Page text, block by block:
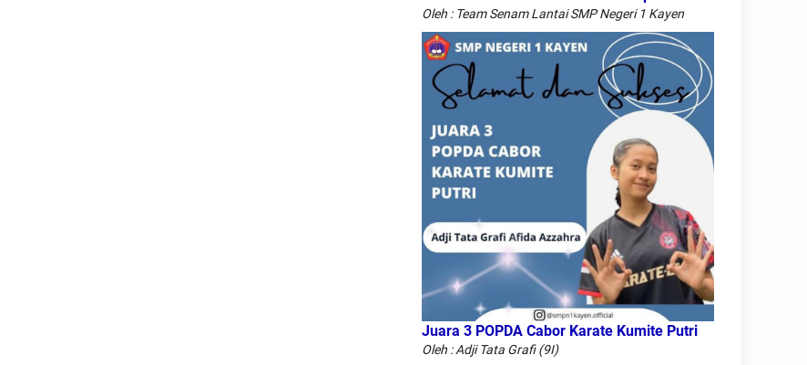
Oleh : Team Senam Lantai SMP Negeri 1 Kayen
Juara 3 POPDA Cabor Karate Kumite Putri
Oleh : Adji Tata Grafi (9I)